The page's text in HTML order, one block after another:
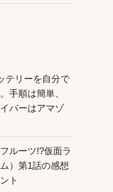
テリーを自分で
手順は簡単、
バーはアマゾ
ルーツ!?仮面ラ
）第1話の感想
ト